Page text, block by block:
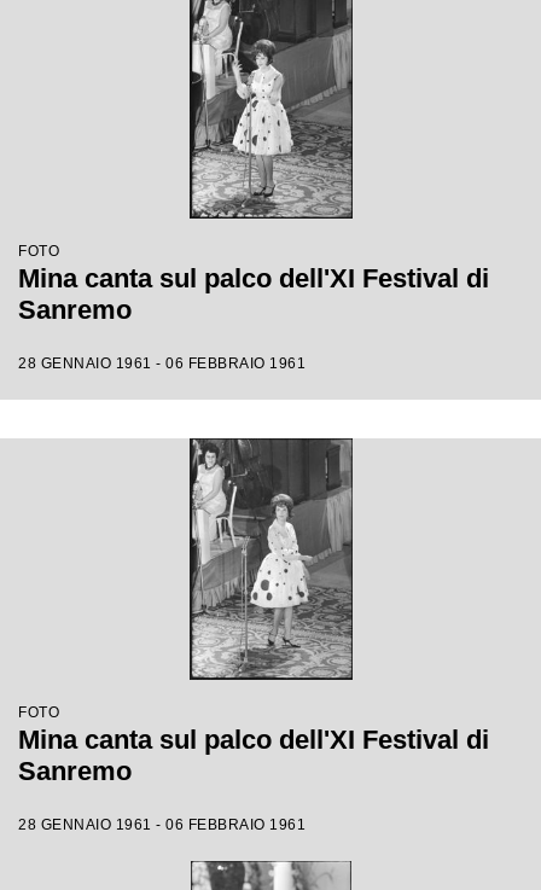
FOTO
Mina canta sul palco dell'XI Festival di
Sanremo
28 GENNAIO 1961 - 06 FEBBRAIO 1961
FOTO
Mina canta sul palco dell'XI Festival di
Sanremo
28 GENNAIO 1961 - 06 FEBBRAIO 1961